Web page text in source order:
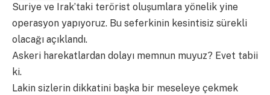
Suriye ve Irak’taki terörist oluşumlara yönelik yine
operasyon yapıyoruz. Bu seferkinin kesintisiz sürekli
olacağı açıklandı.
Askeri harekatlardan dolayı memnun muyuz? Evet tabii
ki.
Lakin sizlerin dikkatini başka bir meseleye çekmek